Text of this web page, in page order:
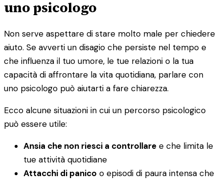
uno psicologo
Non serve aspettare di stare molto male per chiedere
aiuto. Se avverti un disagio che persiste nel tempo e
che influenza il tuo umore, le tue relazioni o la tua
capacità di affrontare la vita quotidiana, parlare con
uno psicologo può aiutarti a fare chiarezza.
Ecco alcune situazioni in cui un percorso psicologico
può essere utile:
Ansia che non riesci a controllare e che limita le
tue attività quotidiane
Attacchi di panico o episodi di paura intensa che